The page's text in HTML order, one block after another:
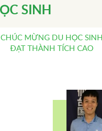
SINH
CHÚC MỪNG DU HỌC SINH
ĐẠT THÀNH TÍCH CAO